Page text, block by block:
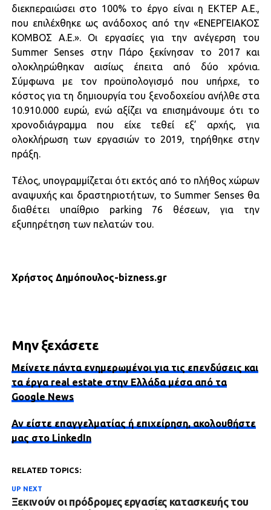
διεκπεραιώσει στο 100% το έργο είναι η ΕΚΤΕΡ Α.Ε.,
που επιλέχθηκε ως ανάδοχος από την «ΕΝΕΡΓΕΙΑΚΟΣ
ΚΟΜΒΟΣ Α.Ε.». Οι εργασίες για την ανέγερση του
Summer Senses στην Πάρο ξεκίνησαν το 2017 και
ολοκληρώθηκαν αισίως έπειτα από δύο χρόνια.
Σύμφωνα με τον προϋπολογισμό που υπήρχε, το
κόστος για τη δημιουργία του ξενοδοχείου ανήλθε στα
10.910.000 ευρώ, ενώ αξίζει να επισημάνουμε ότι το
χρονοδιάγραμμα που είχε τεθεί εξ’ αρχής, για
ολοκλήρωση των εργασιών το 2019, τηρήθηκε στην
πράξη.
Τέλος, υπογραμμίζεται ότι εκτός από το πλήθος χώρων
αναψυχής και δραστηριοτήτων, το Summer Senses θα
διαθέτει υπαίθριο parking 76 θέσεων, για την
εξυπηρέτηση των πελατών του.
Χρήστος Δημόπουλος-bizness.gr
Μην ξεχάσετε
Μείνετε πάντα ενημερωμένοι για τις επενδύσεις και
τα έργα real estate στην Ελλάδα μέσα από τα
Google News
Αν είστε επαγγελματίας ή επιχείρηση, ακολουθήστε
μας στο LinkedIn
RELATED TOPICS:
UP NEXT
Ξεκινούν οι πρόδρομες εργασίες κατασκευής του